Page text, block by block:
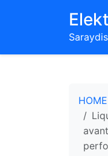
Saraydis
HOME